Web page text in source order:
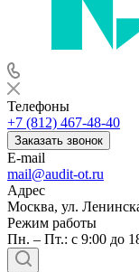
Телефоны
+7 (812) 467-48-40
Заказать звонок
E-mail
mail@audit-ot.ru
Адрес
Москва, ул.
Режим работы
Пн. – Пт.: с 9:00 до